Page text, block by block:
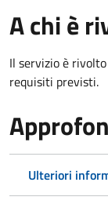
A chi è
Il servizio è
requisiti previsti.
Ulteriori